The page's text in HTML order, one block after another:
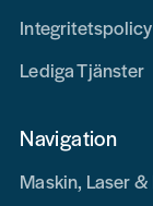
Integritetspolicy
Lediga Tjänster
Navigation
Maskin, Laser